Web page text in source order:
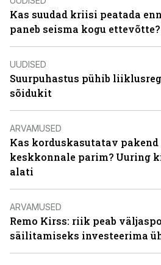
Kas suudad kriisi peatada
paneb seisma kogu ettevõtte?
UUDISED
Suurpuhastus pühib
sõidukit
ARVAMUSED
Kas korduskasutatav
keskkonnale parim? Uuring
alati
ARVAMUSED
Remo Kirss: riik peab
säilitamiseks investeerima